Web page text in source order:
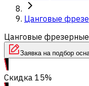
Цанговые
Цанговые
Заявка на подбор
Скидка 15%